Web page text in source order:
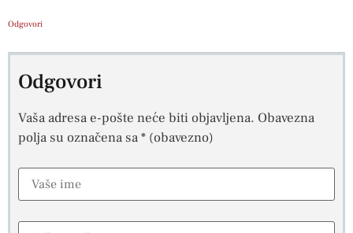
Odgovori
Odgovori
Vaša adresa e-pošte neće biti objavljena. Obavezna
polja su označena sa* (obavezno)